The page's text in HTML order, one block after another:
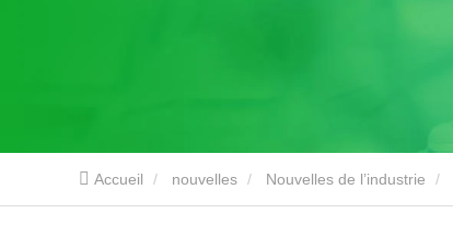
Accueil nouvelles Nouvelles de l’industrie